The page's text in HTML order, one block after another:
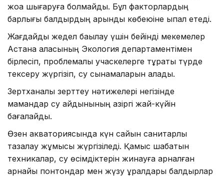
жоққа шығаруға болмайды. Бұл факторлардың
барлығы балдырдың қарқынды көбеюіне ықпал етеді.
Жағдайды жедел бақылау үшін бейінді мекемелер
Астана қаласының Экология департаментімен
бірлесіп, проблемалы учаскелерге тұрақты түрде
тексеру жүргізіп, су сынамаларын алады.
Зертханалық зерттеу нәтижелері негізінде
мамандар су айдынының қазіргі жай-күйін
бағалайды.
Өзен акваториясында күн сайын санитарлық
тазалау жұмысы жүргізіледі. Қамыс шабатын
техникалар, су өсімдіктерін жинауға арналған
арнайы понтондар мен жүзу құралдары балдырлар